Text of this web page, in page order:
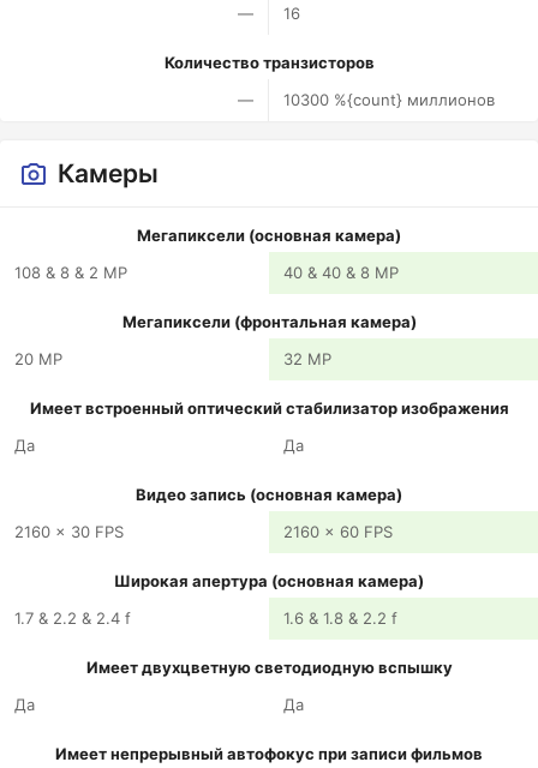
—
16
Количество транзисторов
—
10300 %{count} миллионов
Камеры
Мегапиксели (основная камера)
108 & 8 & 2 MP
40 & 40 & 8 MP
Мегапиксели (фронтальная камера)
20 MP
32 MP
Имеет встроенный оптический стабилизатор изображения
Да
Да
Видео запись (основная камера)
2160 x 30 FPS
2160 x 60 FPS
Широкая апертура (основная камера)
1.7 & 2.2 & 2.4 f
1.6 & 1.8 & 2.2 f
Имеет двухцветную светодиодную вспышку
Да
Да
Имеет непрерывный автофокус при записи фильмов